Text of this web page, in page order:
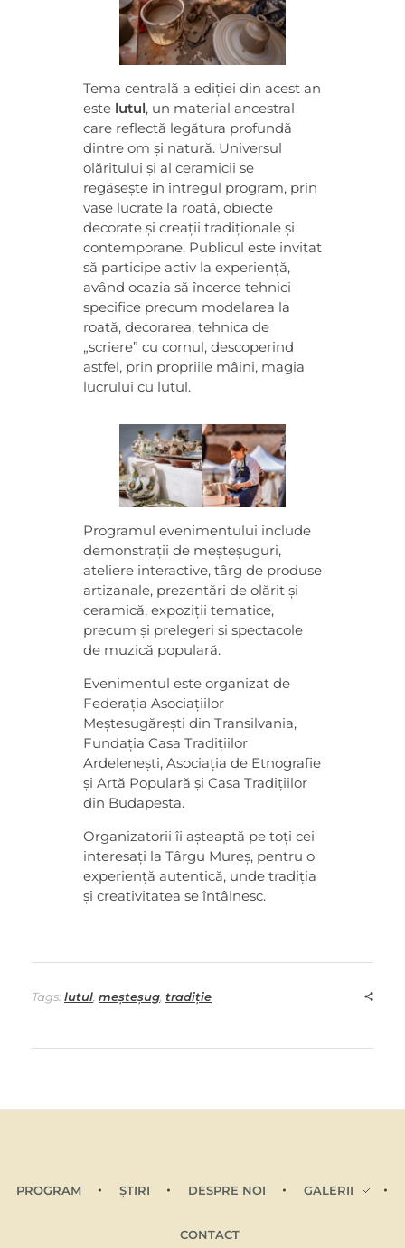
l
u
t
–
S
ă
r
t
o
a
r
e
a
M
e
ș
e
ș
Tema centrală a ediției din acest an
este lutul, un material ancestral
care reflectă legătura profundă
dintre om și natură. Universul
olăritului și al ceramicii se
regăsește în întregul program, prin
vase lucrate la roată, obiecte
decorate și creații tradiționale și
contemporane. Publicul este invitat
să participe activ la experiență,
având ocazia să încerce tehnici
specifice precum modelarea la
roată, decorarea, tehnica de
„scriere” cu cornul, descoperind
astfel, prin propriile mâini, magia
lucrului cu lutul.
Programul evenimentului include
demonstrații de meșteșuguri,
ateliere interactive, târg de produse
artizanale, prezentări de olărit și
ceramică, expoziții tematice,
precum și prelegeri și spectacole
de muzică populară.
Evenimentul este organizat de
Federația Asociațiilor
Meșteșugărești din Transilvania,
Fundația Casa Tradițiilor
Ardelenești, Asociația de Etnografie
și Artă Populară și Casa Tradițiilor
din Budapesta.
Organizatorii îi așteaptă pe toți cei
interesați la Târgu Mureș, pentru o
experiență autentică, unde tradiția
și creativitatea se întâlnesc.
Tags:lutul meșteșug tradiție
PROGRAM ŞTIRI DESPRE NOI GALERII
CONTACT